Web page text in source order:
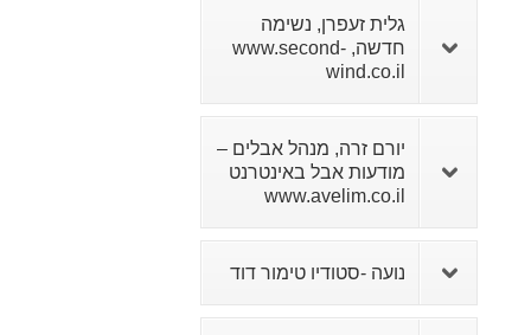
גלית זעפרן, נשימה
חדשה, www.second-
wind.co.il
יורם זרה, מנהל אבלים –
מודעות אבל באינטרנט
www.avelim.co.il
נועה -סטודיו טימור דוד